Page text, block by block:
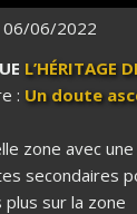
06/06/2022
L’HÉRITAGE
: Un doute
zone avec
secondaires
sur la zone